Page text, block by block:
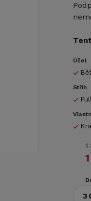
Účel
Střih
1